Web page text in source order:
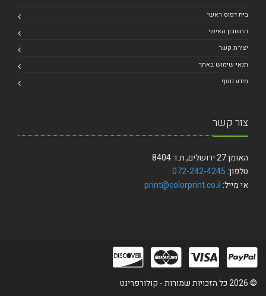
בית דפוס ראשי
החשבון האישי
יצירת קשר
תנאי שימוש באתר
מידע נוסף
צור קשר
האומן 27 ירושלים, ת.ד 8404
טלפון:072-242-4245
אי מייל:print@colorprint.co.il